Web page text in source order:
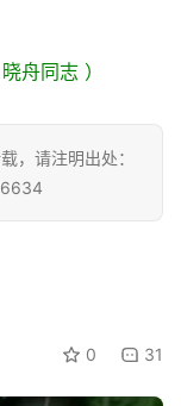
舟同志 ）
，请注明出处：
0 31